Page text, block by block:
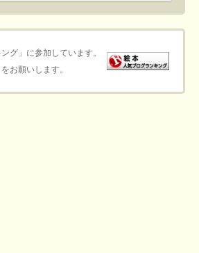
グ」に参加しています。
お願いします。